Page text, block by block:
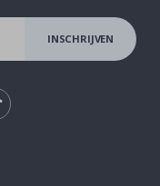
INSCHRIJVEN